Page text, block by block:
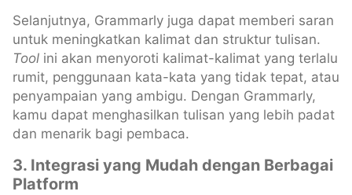
Selanjutnya, Grammarly juga dapat memberi saran
untuk meningkatkan kalimat dan struktur tulisan.
Tool ini akan menyoroti kalimat-kalimat yang terlalu
rumit, penggunaan kata-kata yang tidak tepat, atau
penyampaian yang ambigu. Dengan Grammarly,
kamu dapat menghasilkan tulisan yang lebih padat
dan menarik bagi pembaca.
3. Integrasi yang Mudah dengan Berbagai
Platform